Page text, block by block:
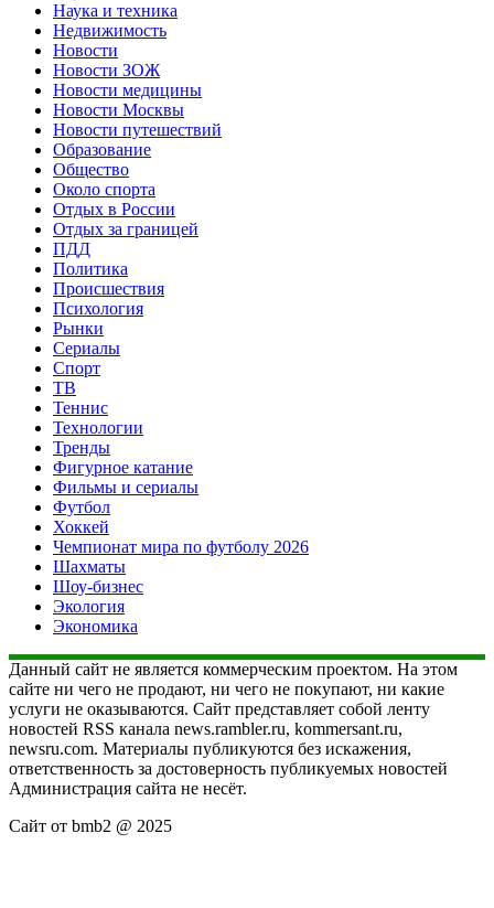
Наука и техника
Недвижимость
Новости
Новости ЗОЖ
Новости медицины
Новости Москвы
Новости путешествий
Образование
Общество
Около спорта
Отдых в России
Отдых за границей
ПДД
Политика
Происшествия
Психология
Рынки
Сериалы
Спорт
ТВ
Теннис
Технологии
Тренды
Фигурное катание
Фильмы и сериалы
Футбол
Хоккей
Чемпионат мира по футболу 2026
Шахматы
Шоу-бизнес
Экология
Экономика
Данный сайт не является коммерческим проектом. На этом
сайте ни чего не продают, ни чего не покупают, ни какие
услуги не оказываются. Сайт представляет собой ленту
новостей RSS канала news.rambler.ru, kommersant.ru,
newsru.com. Материалы публикуются без искажения,
ответственность за достоверность публикуемых новостей
Администрация сайта не несёт.
Сайт от bmb2 @ 2025